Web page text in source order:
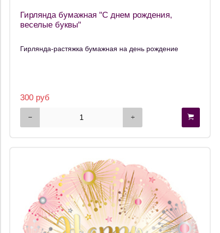
Гирлянда бумажная "С днем рождения,
веселые буквы"
Гирлянда-растяжка бумажная на день рождение
300 руб